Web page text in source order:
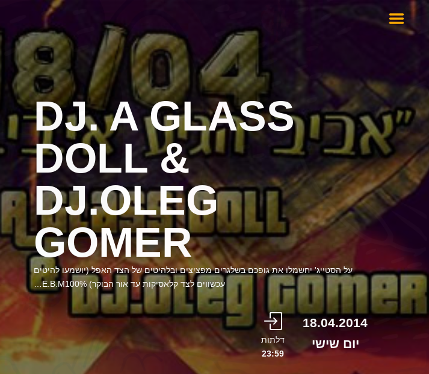
DJ. A GLASS
DOLL &
DJ.OLEG
GOMER
על הסטייג' יחשמלו את גופכם בשלגרים מפציצים ובלהיטים של הצד האפל (יושמעו להיטים
עכשווים לצד קלאסיקות עד אור הבוקר) E.B.M100%…
18.04.2014
יום שישי
דלתות
23:59